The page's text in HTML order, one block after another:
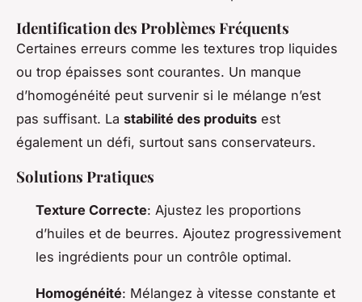
Identification des Problèmes Fréquents
Certaines erreurs comme les textures trop liquides
ou trop épaisses sont courantes. Un manque
d’homogénéité peut survenir si le mélange n’est
pas suffisant. La stabilité des produits est
également un défi, surtout sans conservateurs.
Solutions Pratiques
Texture Correcte: Ajustez les proportions
d’huiles et de beurres. Ajoutez progressivement
les ingrédients pour un contrôle optimal.
Homogénéité: Mélangez à vitesse constante et